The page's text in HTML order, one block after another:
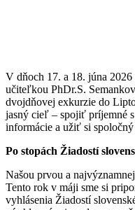
V dňoch 17. a 18. júna
učiteľkou PhDr.S.
dvojdňovej exkurzie do
jasný cieľ – spojiť príjemné
informácie a užiť si spoločný
Po stopách Žiadostí
Našou prvou a
Tento rok v máji sme si
vyhlásenia Žiadostí